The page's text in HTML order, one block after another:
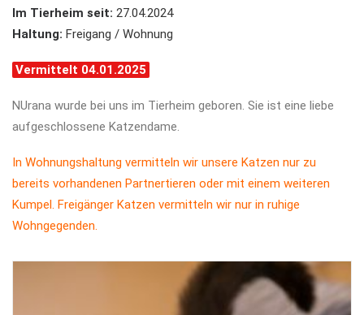
Im Tierheim seit: 27.04.2024
Haltung: Freigang / Wohnung
Vermittelt 04.01.2025
NUrana wurde bei uns im Tierheim geboren. Sie ist eine liebe
aufgeschlossene Katzendame.
In Wohnungshaltung vermitteln wir unsere Katzen nur zu
bereits vorhandenen Partnertieren oder mit einem weiteren
Kumpel. Freigänger Katzen vermitteln wir nur in ruhige
Wohngegenden.